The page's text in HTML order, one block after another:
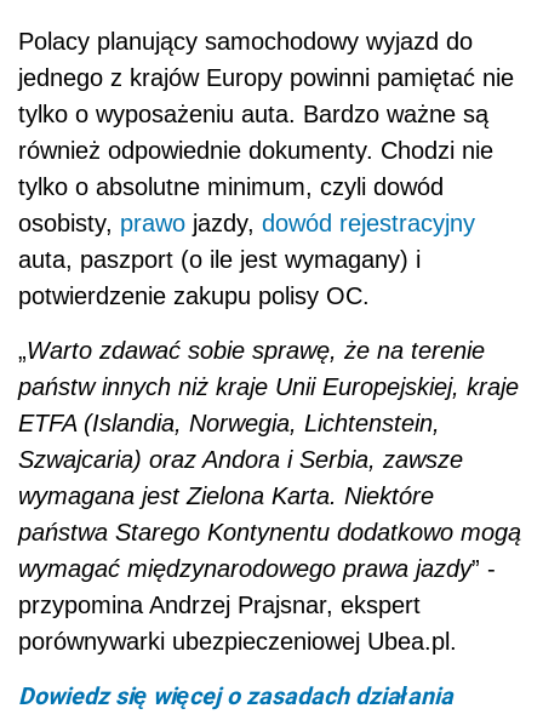
Polacy planujący samochodowy wyjazd do
jednego z krajów Europy powinni pamiętać nie
tylko o wyposażeniu auta. Bardzo ważne są
również odpowiednie dokumenty. Chodzi nie
tylko o absolutne minimum, czyli dowód
osobisty, prawo jazdy, dowód rejestracyjny
auta, paszport (o ile jest wymagany) i
potwierdzenie zakupu polisy OC.
„Warto zdawać sobie sprawę, że na terenie
państw innych niż kraje Unii Europejskiej, kraje
ETFA (Islandia, Norwegia, Lichtenstein,
Szwajcaria) oraz Andora i Serbia, zawsze
wymagana jest Zielona Karta. Niektóre
państwa Starego Kontynentu dodatkowo mogą
wymagać międzynarodowego prawa jazdy” -
przypomina Andrzej Prajsnar, ekspert
porównywarki ubezpieczeniowej Ubea.pl.
Dowiedz się więcej o zasadach działania